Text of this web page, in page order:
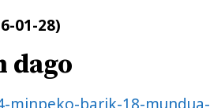
01-28)
dago